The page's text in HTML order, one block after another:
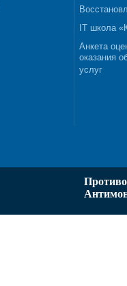
IT школа
Анкета
оказания
услуг